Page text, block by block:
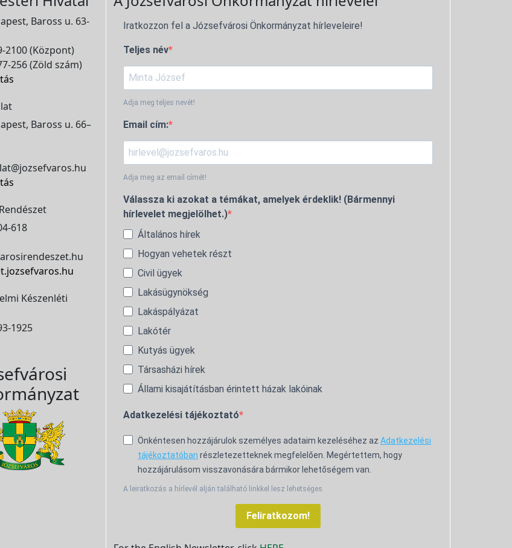
Baross u. 63-
2100 (Központ)
256 (Zöld szám)
Baross u. 66–
618
Készenléti
1925
Iratkozzon fel a Józsefvárosi Önkormányzat hírleveleire!
Teljes név
Adja meg teljes nevét!
Email cím:
Adja meg az email címét!
Válassza ki azokat a témákat, amelyek érdeklik! (Bármennyi
hírlevelet megjelölhet.)
Általános hírek
Hogyan vehetek részt
Civil ügyek
Lakásügynökség
Lakáspályázat
Lakótér
Kutyás ügyek
Társasházi hírek
Állami kisajátításban érintett házak lakóinak
Adatkezelési tájékoztató
Önkéntesen hozzájárulok személyes adataim kezeléséhez az Adatkezelési
tájékoztatóban részletezetteknek megfelelően. Megértettem, hogy
hozzájárulásom visszavonására bármikor lehetőségem van.
A leiratkozás a hírlevél alján található linkkel lesz lehetséges.
Feliratkozom!